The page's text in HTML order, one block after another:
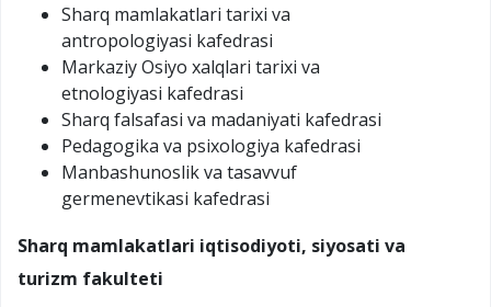
Sharq mamlakatlari tarixi va
antropologiyasi kafedrasi
Markaziy Osiyo xalqlari tarixi va
etnologiyasi kafedrasi
Sharq falsafasi va madaniyati kafedrasi
Pedagogika va psixologiya kafedrasi
Manbashunoslik va tasavvuf
germenevtikasi kafedrasi
Sharq mamlakatlari iqtisodiyoti, siyosati va
turizm fakulteti